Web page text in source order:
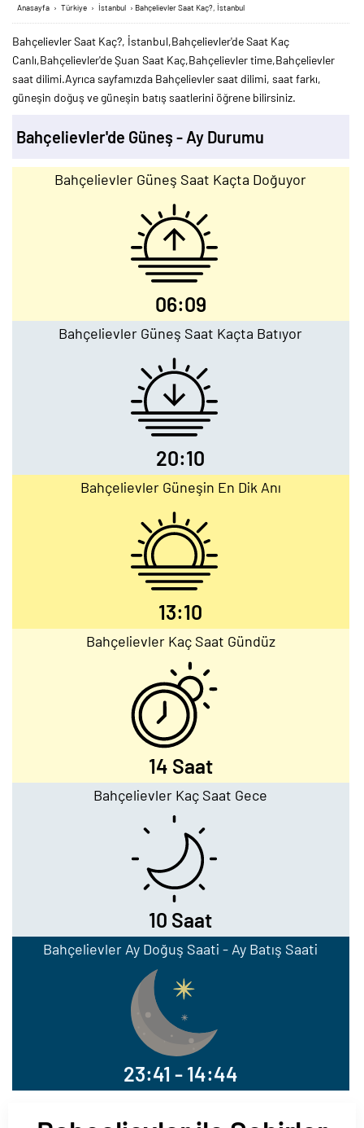
Anasayfa › Türkiye › İstanbul › Bahçelievler Saat Kaç?, İstanbul
Bahçelievler Saat Kaç?, İstanbul,Bahçelievler'de Saat Kaç
Canlı,Bahçelievler'de Şuan Saat Kaç,Bahçelievler time,Bahçelievler
saat dilimi.Ayrıca sayfamızda Bahçelievler saat dilimi, saat farkı,
güneşin doğuş ve güneşin batış saatlerini öğrene bilirsiniz.
Bahçelievler'de Güneş - Ay Durumu
Bahçelievler Güneş Saat Kaçta Doğuyor
06:09
Bahçelievler Güneş Saat Kaçta Batıyor
20:10
Bahçelievler Güneşin En Dik Anı
13:10
Bahçelievler Kaç Saat Gündüz
14 Saat
Bahçelievler Kaç Saat Gece
10 Saat
Bahçelievler Ay Doğuş Saati - Ay Batış Saati
23:41 - 14:44